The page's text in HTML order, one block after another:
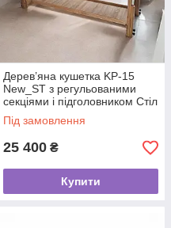
Дерев’яна кушетка KP-15
New_ST з регульованими
секціями і підголовником Стіл
масажний на 4 секції
Під замовлення
25 400 ₴
Купити